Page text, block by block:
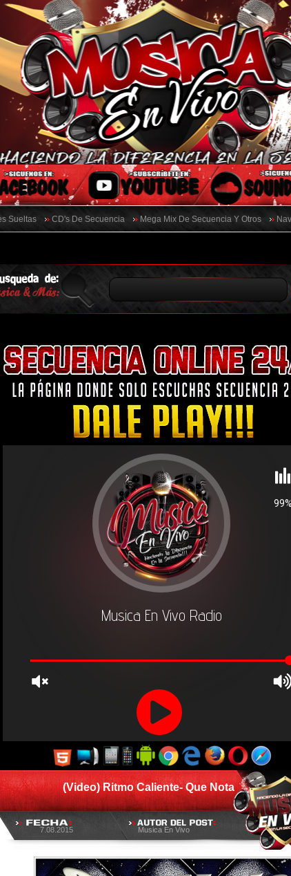
Sueltas CD's De Secuencia Mega Mix De Secuencia Y Otros
(Video) Ritmo Caliente- Que Nota
7.08.2015 Musica En Vivo